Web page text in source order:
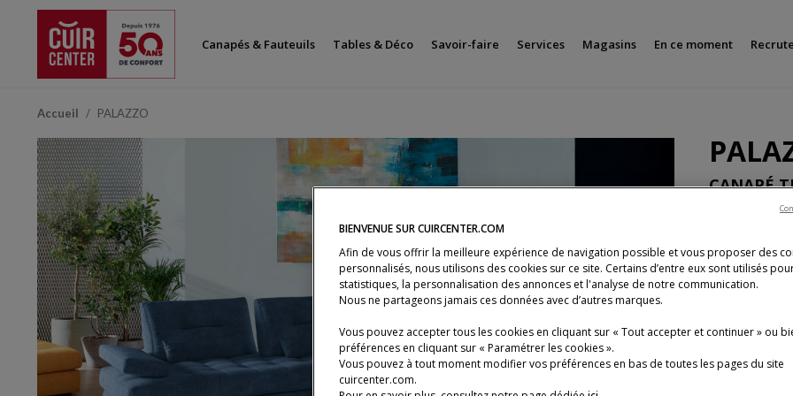
Canapés & Fauteuils Tables & Déco Savoir-faire Services Magasins En ce moment
Accueil PALAZZO
CANAPÉ
L. 325 x H.
Structure en
Assise
Dossiers :
Structure
Précédent
BIENVENUE SUR CUIRCENTER.COM
Afin de vous offrir la meilleure expérience de navigation possible et vous proposer des
personnalisés, nous utilisons des cookies sur ce site. Certains d’entre eux sont utilisés
statistiques, la personnalisation des annonces et l'analyse de notre communication.
Nous ne partageons jamais ces données avec d’autres marques.
Vous pouvez accepter tous les cookies en cliquant sur « Tout accepter et continuer » ou
préférences en cliquant sur « Paramétrer les cookies ».
Vous pouvez à tout moment modifier vos préférences en bas de toutes les pages du site
cuircenter.com.